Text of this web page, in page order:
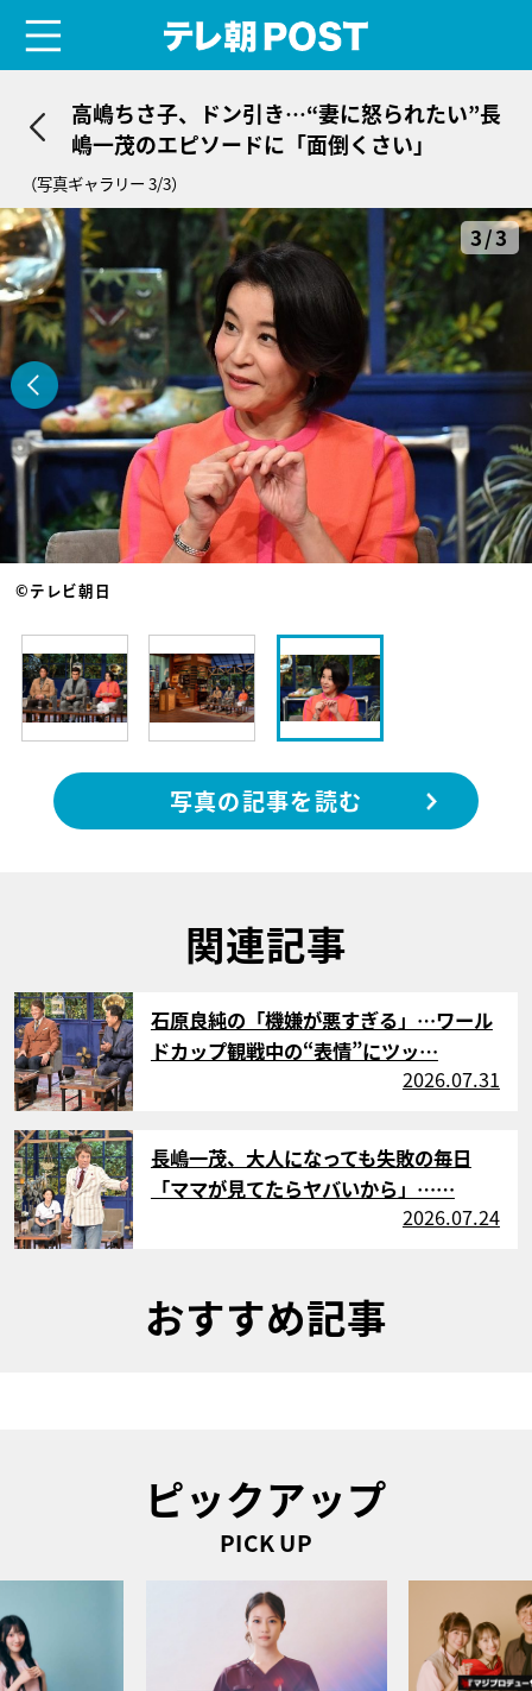
高嶋ちさ子、ドン引き…“妻に怒られたい”長
嶋一茂のエピソードに「面倒くさい」
（写真ギャラリー 3/3）
3/3
©テレビ朝日
写真の記事を読む
関連記事
サムネイル
石原良純の「機嫌が悪すぎる」…ワール
ドカップ観戦中の“表情”にツッ…
2026.07.31
サムネイル
長嶋一茂、大人になっても失敗の毎日
「ママが見てたらヤバいから」……
2026.07.24
おすすめ記事
ピックアップ
PICK UP